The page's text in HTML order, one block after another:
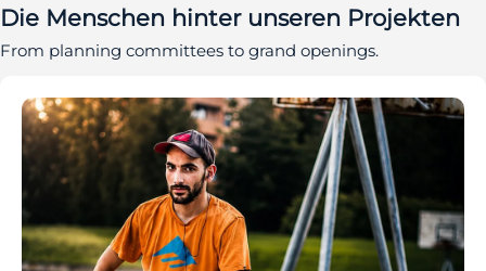
Die Menschen hinter unseren Projekten
From planning committees to grand openings.